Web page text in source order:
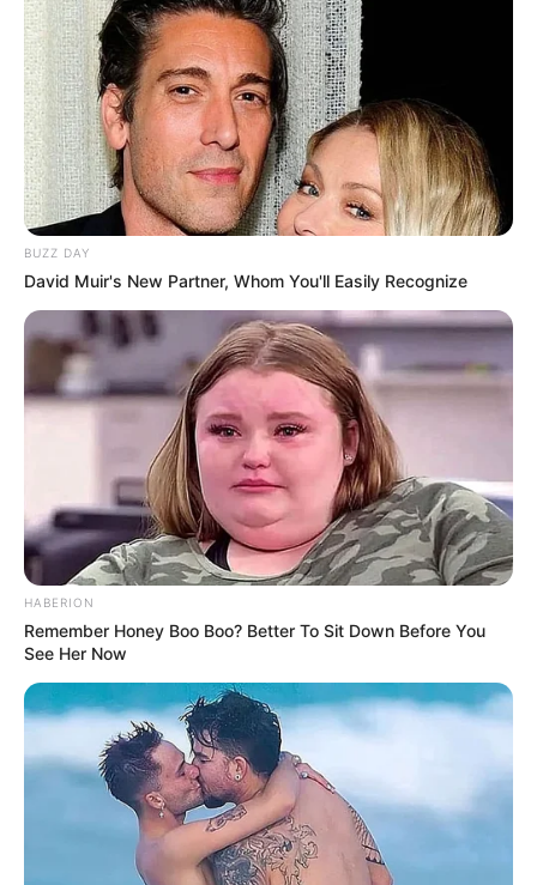
BUZZ DAY
David Muir's New Partner, Whom You'll Easily Recognize
HABERION
Remember Honey Boo Boo? Better To Sit Down Before You
See Her Now